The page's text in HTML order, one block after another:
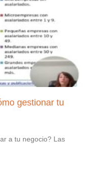
gestionar tu
a tu negocio? Las